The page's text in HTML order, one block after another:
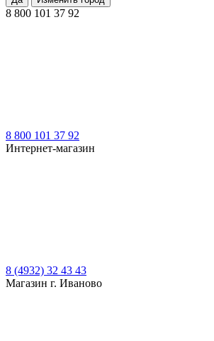
8 800 101 37 92
8 800 101 37 92
Интернет-магазин
8 (4932) 32 43 43
Магазин г. Иваново